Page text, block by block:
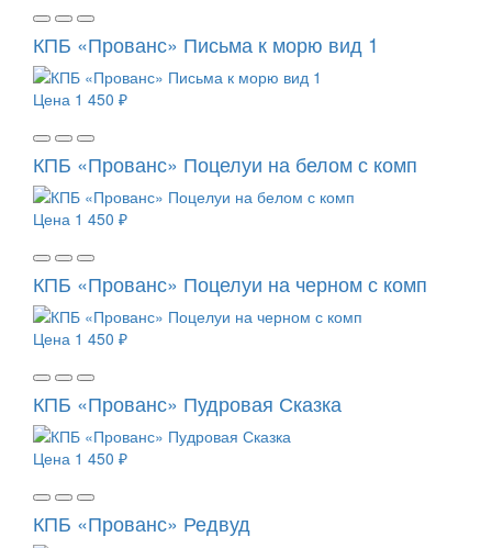
КПБ «Прованс» Письма к морю вид 1
Цена 1 450 ₽
КПБ «Прованс» Поцелуи на белом с комп
Цена 1 450 ₽
КПБ «Прованс» Поцелуи на черном с комп
Цена 1 450 ₽
КПБ «Прованс» Пудровая Сказка
Цена 1 450 ₽
КПБ «Прованс» Редвуд